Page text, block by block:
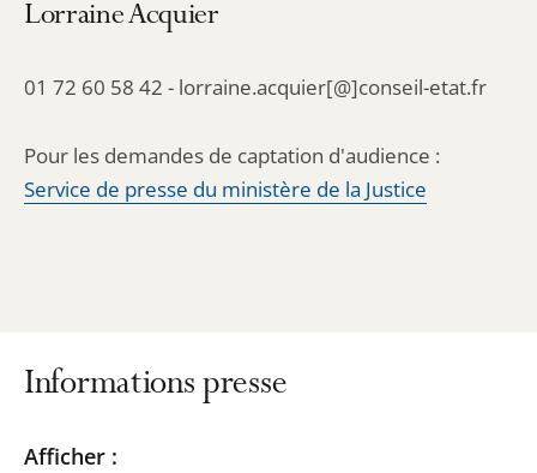
Lorraine Acquier
01 72 60 58 42 - lorraine.acquier[@]conseil-etat.fr
Pour les demandes de captation d'audience :
Service de presse du ministère de la Justice
Informations presse
Passer
Passer
Afficher :